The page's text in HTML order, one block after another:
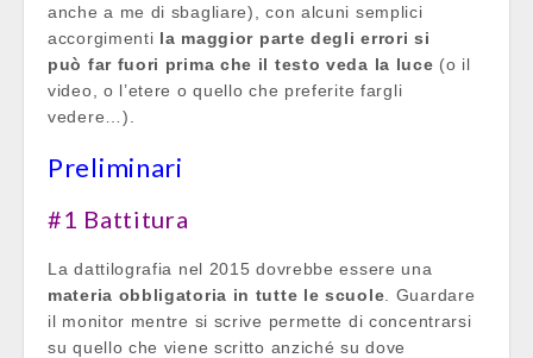
anche a me di sbagliare), con alcuni semplici
accorgimenti la maggior parte degli errori si
può far fuori prima che il testo veda la luce (o il
video, o l’etere o quello che preferite fargli
vedere…).
Preliminari
#1 Battitura
La dattilografia nel 2015 dovrebbe essere una
materia obbligatoria in tutte le scuole . Guardare
il monitor mentre si scrive permette di concentrarsi
su quello che viene scritto anziché su dove